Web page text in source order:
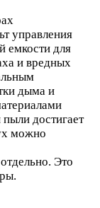
управления
емкости для
и вредных
дыма и
достигает
можно
Это